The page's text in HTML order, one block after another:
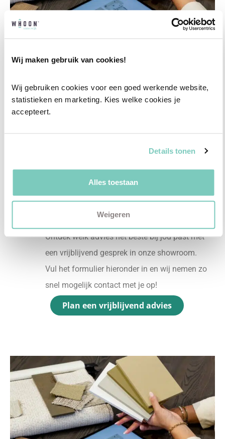
Wij maken gebruik van cookies!
Wij gebruiken cookies voor een goed werkende website,
statistieken en marketing. Kies welke cookies je
accepteert.
Details tonen
Alles toestaan
Weigeren
Onze professionele interieurstylisten creeëren
vanuit jouw wensen en behoeften een
3D interieurontwerp
✓ Gratis personal shopping
Advies van onze woonspecialist
Ontdek welk advies het beste bij jou past met
een vrijblijvend gesprek in onze showroom.
Vul het formulier hieronder in en wij nemen zo
snel mogelijk contact met je op!
Plan een vrijblijvend advies